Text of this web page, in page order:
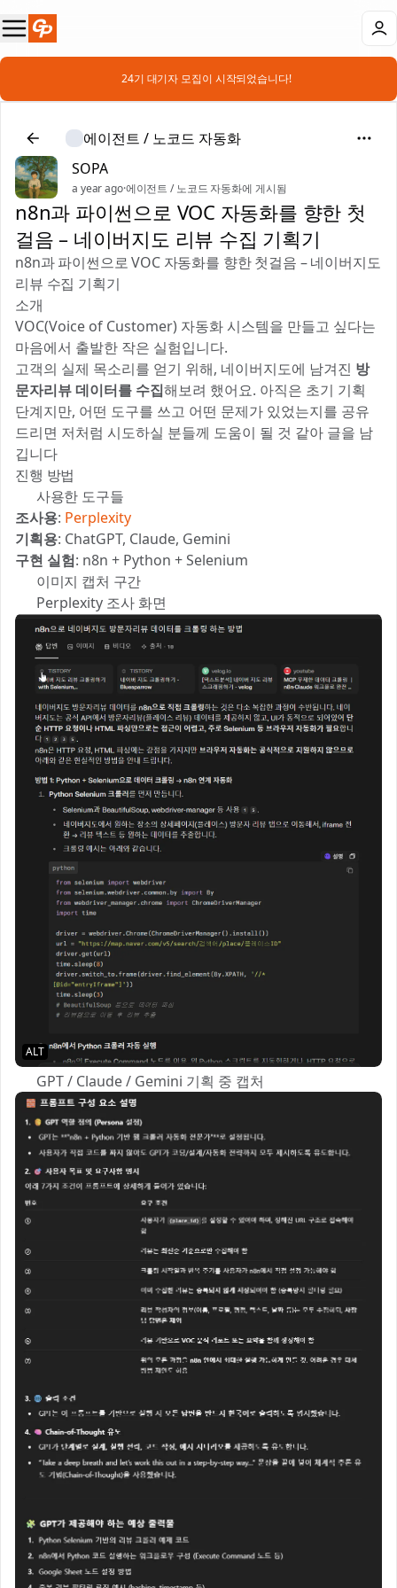
📣 24기 대기자 모집이 시작되었습니다!
에이전트 / 노코드 자동화
SOPA
a year ago·에이전트 / 노코드 자동화에 게시됨
n8n과 파이썬으로 VOC 자동화를 향한 첫
걸음 – 네이버지도 리뷰 수집 기획기
n8n과 파이썬으로 VOC 자동화를 향한 첫걸음 – 네이버지도
리뷰 수집 기획기
소개
VOC(Voice of Customer) 자동화 시스템을 만들고 싶다는
마음에서 출발한 작은 실험입니다. 📊
고객의 실제 목소리를 얻기 위해, 네이버지도에 남겨진 방
문자리뷰 데이터를 수집해보려 했어요. 아직은 초기 기획
단계지만, 어떤 도구를 쓰고 어떤 문제가 있었는지를 공유
드리면 저처럼 시도하실 분들께 도움이 될 것 같아 글을 남
깁니다 🙏
진행 방법
🛠 사용한 도구들
조사용: Perplexity
기획용: ChatGPT, Claude, Gemini
구현 실험: n8n + Python + Selenium
🖼 이미지 캡처 구간
📌 Perplexity 조사 화면
ALT
🧠 GPT / Claude / Gemini 기획 중 캡처